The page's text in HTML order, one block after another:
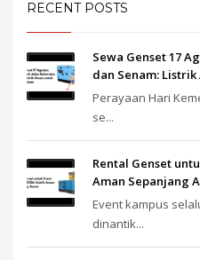
RECENT POSTS
Sewa Genset 17
dan Senam:
Perayaan Hari
se...
Rental Genset
Aman Sepanjang
Event kampus
dinantik...